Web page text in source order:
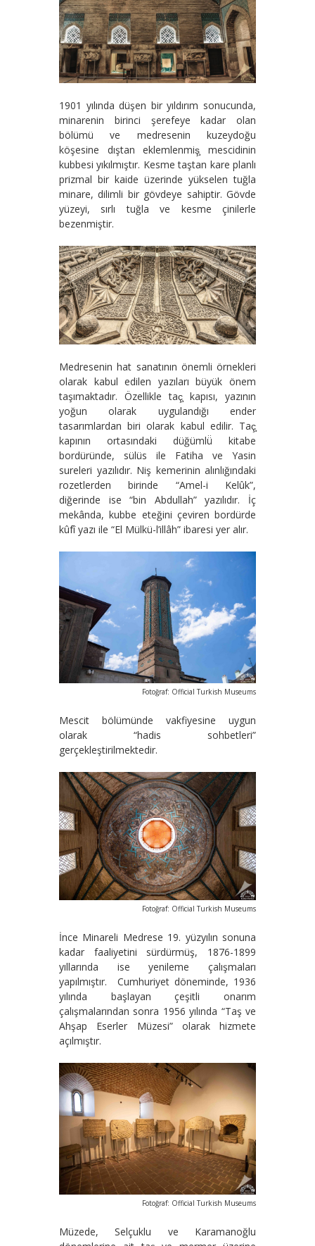
1901 yılında düşen bir yıldırım sonucunda,
minarenin birinci şerefeye kadar olan
bölümü ve medresenin kuzeydoğu
köşesine dıştan eklemlenmiş̧ mescidinin
kubbesi yıkılmıştır. Kesme taştan kare planlı
prizmal bir kaide üzerinde yükselen tuğla
minare, dilimli bir gövdeye sahiptir. Gövde
yüzeyi, sırlı tuğla ve kesme çinilerle
bezenmiştir.
Medresenin hat sanatının önemli örnekleri
olarak kabul edilen yazıları büyük önem
taşımaktadır. Özellikle taç̧ kapısı, yazının
yoğun olarak uygulandığı ender
tasarımlardan biri olarak kabul edilir. Taç̧
kapının ortasındaki düğümlü̈ kitabe
bordüründe, sülüs ile Fatiha ve Yasin
sureleri yazılıdır. Niş kemerinin alınlığındaki
rozetlerden birinde “Amel-i Kelûk”,
diğerinde ise “bin Abdullah” yazılıdır. İç
mekânda, kubbe eteğini çeviren bordürde
kûfî yazı ile “El Mülkü-l’illâh” ibaresi yer alır.
Fotoğraf: Official Turkish Museums
Mescit bölümünde vakfiyesine uygun
olarak “hadis sohbetleri”
gerçekleştirilmektedir.
Fotoğraf: Official Turkish Museums
İnce Minareli Medrese 19. yüzyılın sonuna
kadar faaliyetini sürdürmüş, 1876-1899
yıllarında ise yenileme çalışmaları
yapılmıştır. Cumhuriyet döneminde, 1936
yılında başlayan çeşitli onarım
çalışmalarından sonra 1956 yılında “Taş ve
Ahşap Eserler Müzesi” olarak hizmete
açılmıştır.
Fotoğraf: Official Turkish Museums
Müzede, Selçuklu ve Karamanoğlu